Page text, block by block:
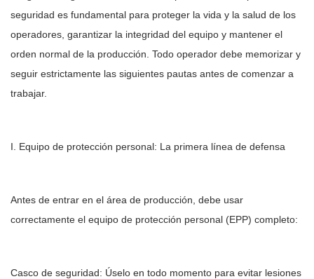
seguridad es fundamental para proteger la vida y la salud de los
operadores, garantizar la integridad del equipo y mantener el
orden normal de la producción. Todo operador debe memorizar y
seguir estrictamente las siguientes pautas antes de comenzar a
trabajar.
I. Equipo de protección personal: La primera línea de defensa
Antes de entrar en el área de producción, debe usar
correctamente el equipo de protección personal (EPP) completo:
Casco de seguridad: Úselo en todo momento para evitar lesiones